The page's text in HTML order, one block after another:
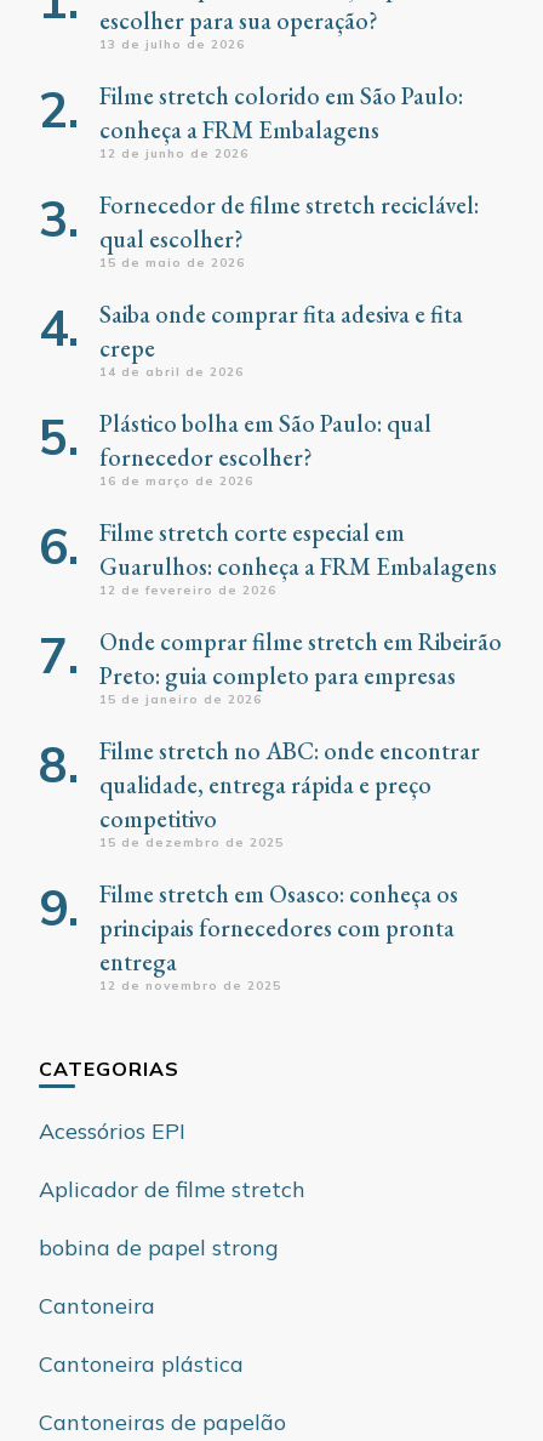
escolher para sua operação?
13 de julho de 2026
Filme stretch colorido em São Paulo:
conheça a FRM Embalagens
12 de junho de 2026
Fornecedor de filme stretch reciclável:
qual escolher?
15 de maio de 2026
Saiba onde comprar fita adesiva e fita
crepe
14 de abril de 2026
Plástico bolha em São Paulo: qual
fornecedor escolher?
16 de março de 2026
Filme stretch corte especial em
Guarulhos: conheça a FRM Embalagens
12 de fevereiro de 2026
Onde comprar filme stretch em Ribeirão
Preto: guia completo para empresas
15 de janeiro de 2026
Filme stretch no ABC: onde encontrar
qualidade, entrega rápida e preço
competitivo
15 de dezembro de 2025
Filme stretch em Osasco: conheça os
principais fornecedores com pronta
entrega
12 de novembro de 2025
CATEGORIAS
Acessórios EPI
Aplicador de filme stretch
bobina de papel strong
Cantoneira
Cantoneira plástica
Cantoneiras de papelão